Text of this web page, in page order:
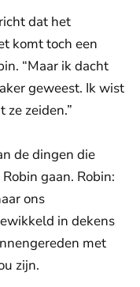
dat het
komt toch een
“Maar ik dacht
geweest. Ik wist
zeiden.”
de dingen die
gaan. Robin:
ons
in dekens
met
zijn.